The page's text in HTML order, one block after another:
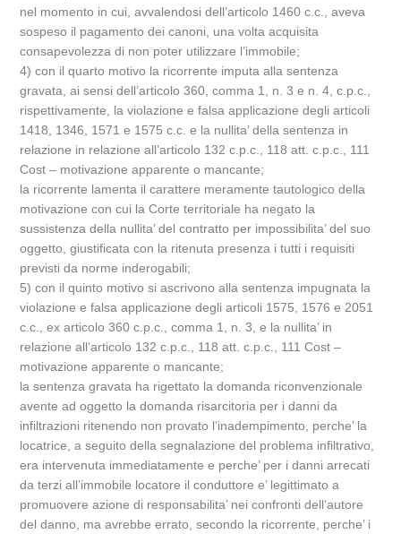
nel momento in cui, avvalendosi dell’articolo 1460 c.c., aveva
sospeso il pagamento dei canoni, una volta acquisita
consapevolezza di non poter utilizzare l’immobile;
4) con il quarto motivo la ricorrente imputa alla sentenza
gravata, ai sensi dell’articolo 360, comma 1, n. 3 e n. 4, c.p.c.,
rispettivamente, la violazione e falsa applicazione degli articoli
1418, 1346, 1571 e 1575 c.c. e la nullita’ della sentenza in
relazione in relazione all’articolo 132 c.p.c., 118 att. c.p.c., 111
Cost – motivazione apparente o mancante;
la ricorrente lamenta il carattere meramente tautologico della
motivazione con cui la Corte territoriale ha negato la
sussistenza della nullita’ del contratto per impossibilita’ del suo
oggetto, giustificata con la ritenuta presenza i tutti i requisiti
previsti da norme inderogabili;
5) con il quinto motivo si ascrivono alla sentenza impugnata la
violazione e falsa applicazione degli articoli 1575, 1576 e 2051
c.c., ex articolo 360 c.p.c., comma 1, n. 3, e la nullita’ in
relazione all’articolo 132 c.p.c., 118 att. c.p.c., 111 Cost –
motivazione apparente o mancante;
la sentenza gravata ha rigettato la domanda riconvenzionale
avente ad oggetto la domanda risarcitoria per i danni da
infiltrazioni ritenendo non provato l’inadempimento, perche’ la
locatrice, a seguito della segnalazione del problema infiltrativo,
era intervenuta immediatamente e perche’ per i danni arrecati
da terzi all’immobile locatore il conduttore e’ legittimato a
promuovere azione di responsabilita’ nei confronti dell’autore
del danno, ma avrebbe errato, secondo la ricorrente, perche’ i